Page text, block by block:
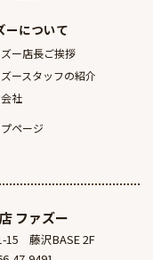
ーについて
ー店長ご挨拶
ースタッフの紹介
社
ページ
ファズー
15
藤沢BASE 2F